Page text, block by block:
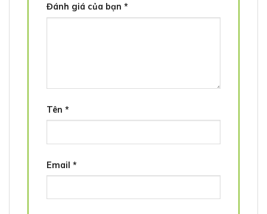
Đánh giá của bạn *
Tên *
Email *